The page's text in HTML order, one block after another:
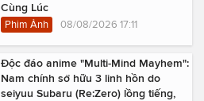
Cùng Lúc
Phim Ảnh 08/08/2026 17:11
Độc đáo anime "Multi-Mind Mayhem":
Nam chính sở hữu 3 linh hồn do
seiyuu Subaru (Re:Zero) lồng tiếng,